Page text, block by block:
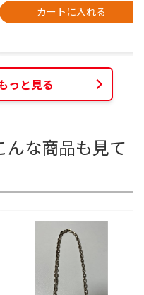
カートに入れる
っと見る
んな商品も見て